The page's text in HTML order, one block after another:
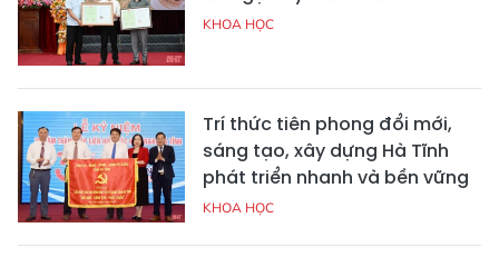
KHOA HỌC
Trí thức tiên phong đổi mới,
sáng tạo, xây dựng Hà Tĩnh
phát triển nhanh và bền vững
KHOA HỌC